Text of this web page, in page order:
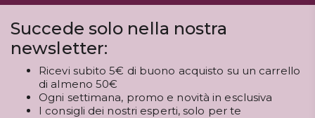
Succede solo nella nostra
newsletter:
Ricevi subito 5€ di buono acquisto su un carrello
di almeno 50€
Ogni settimana, promo e novità in esclusiva
I consigli dei nostri esperti, solo per te